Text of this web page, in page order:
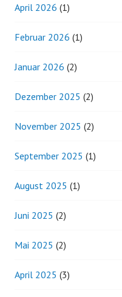
April 2026 (1)
Februar 2026 (1)
Januar 2026 (2)
Dezember 2025 (2)
November 2025 (2)
September 2025 (1)
August 2025 (1)
Juni 2025 (2)
Mai 2025 (2)
April 2025 (3)